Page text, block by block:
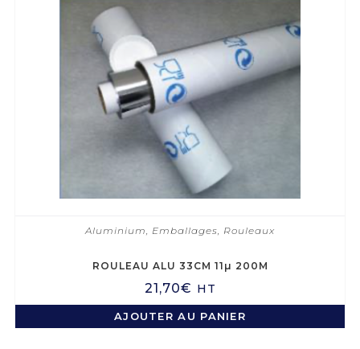
Aluminium Emballages Rouleaux
ROULEAU ALU 33CM 11µ 200M
21,70€ HT
AJOUTER AU PANIER